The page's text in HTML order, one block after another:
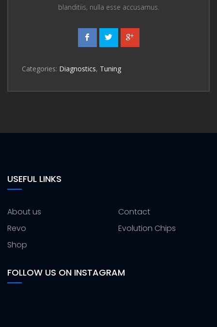
blanditiis, nulla esse accusamus.
Categories: Diagnostics, Tuning
USEFUL LINKS
About us
Contact
Revo
Evolution Chips
Shop
FOLLOW US ON INSTAGRAM